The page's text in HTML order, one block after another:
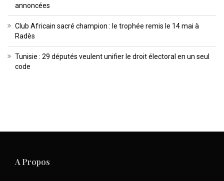
annoncées
Club Africain sacré champion : le trophée remis le 14 mai à
Radès
Tunisie : 29 députés veulent unifier le droit électoral en un seul
code
A Propos